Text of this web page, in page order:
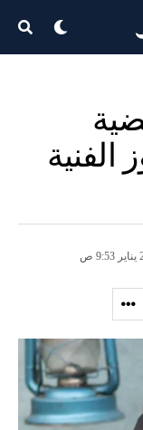
الفنية